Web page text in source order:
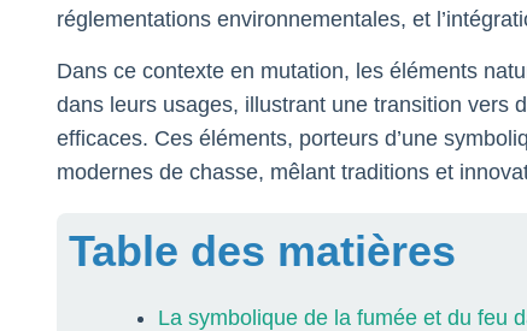
réglementations environnementales, et
Dans ce contexte en mutation, les éléments
dans leurs usages, illustrant une transition vers
efficaces. Ces éléments, porteurs d’une
modernes de chasse, mêlant traditions et
Table des matières
La symbolique de la fumée et du feu